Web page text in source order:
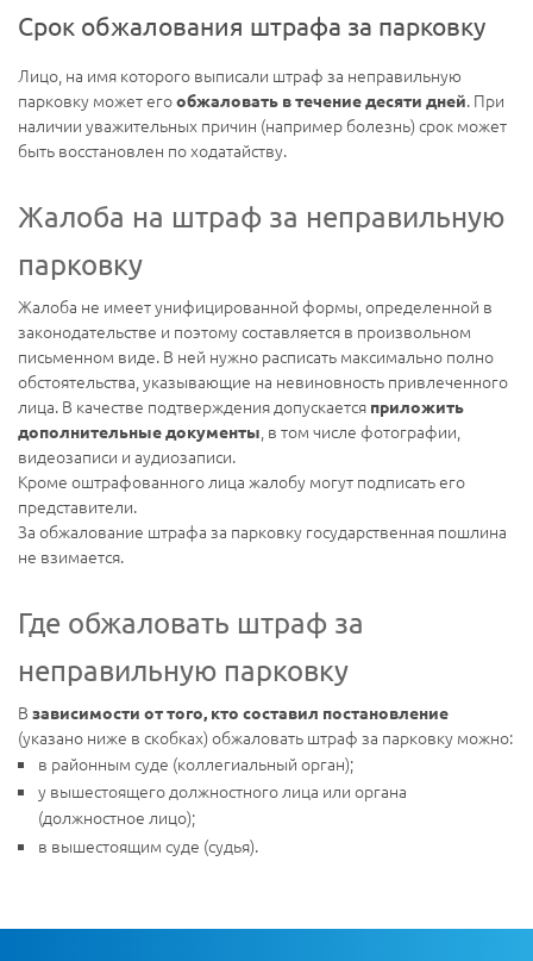
Срок обжалования штрафа за парковку
Лицо, на имя которого выписали штраф за неправильную
парковку может егообжаловать в течение десяти дней. При
наличии уважительных причин (например болезнь) срок может
быть восстановлен по ходатайству.
Жалоба на штраф за неправильную
парковку
Жалоба не имеет унифицированной формы, определенной в
законодательстве и поэтому составляется в произвольном
письменном виде. В ней нужно расписать максимально полно
обстоятельства, указывающие на невиновность привлеченного
лица. В качестве подтверждения допускается приложить
дополнительные документы , в том числе фотографии,
видеозаписи и аудиозаписи.
Кроме оштрафованного лица жалобу могут подписать его
представители.
За обжалование штрафа за парковку государственная пошлина
не взимается.
Где обжаловать штраф за
неправильную парковку
В зависимости от того, кто составил постановление
(указано ниже в скобках) обжаловать штраф за парковку можно:
в районным суде (коллегиальный орган);
у вышестоящего должностного лица или органа
(должностное лицо);
в вышестоящим суде (судья).